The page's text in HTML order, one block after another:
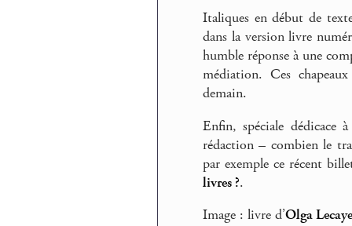
Italiques en début de
dans la version livre
humble réponse à une
médiation. Ces
demain.
Enfin, spéciale
rédaction – combien le
par exemple ce récent
livres ?.
Image : livre d’Olga Lecaye